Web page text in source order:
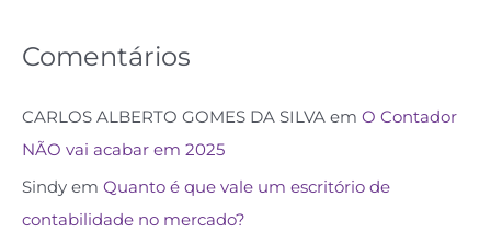
Comentários
CARLOS ALBERTO GOMES DA SILVA em O Contador
NÃO vai acabar em 2025
Sindy em Quanto é que vale um escritório de
contabilidade no mercado?